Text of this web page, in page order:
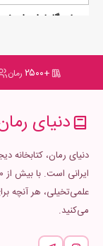
+۲۵۰۰ رمان
دنیای
دنیای رمان، کتابخانه
علمی‌تخیلی، هر آنچه
می‌کنید.